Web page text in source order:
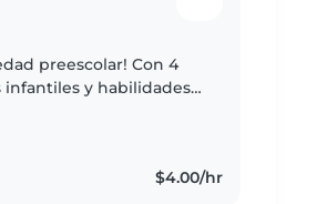
preescolar! Con 4
infantiles y habilidades
$4.00/hr